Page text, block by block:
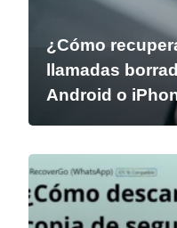
¿Cómo
llamadas
Android o